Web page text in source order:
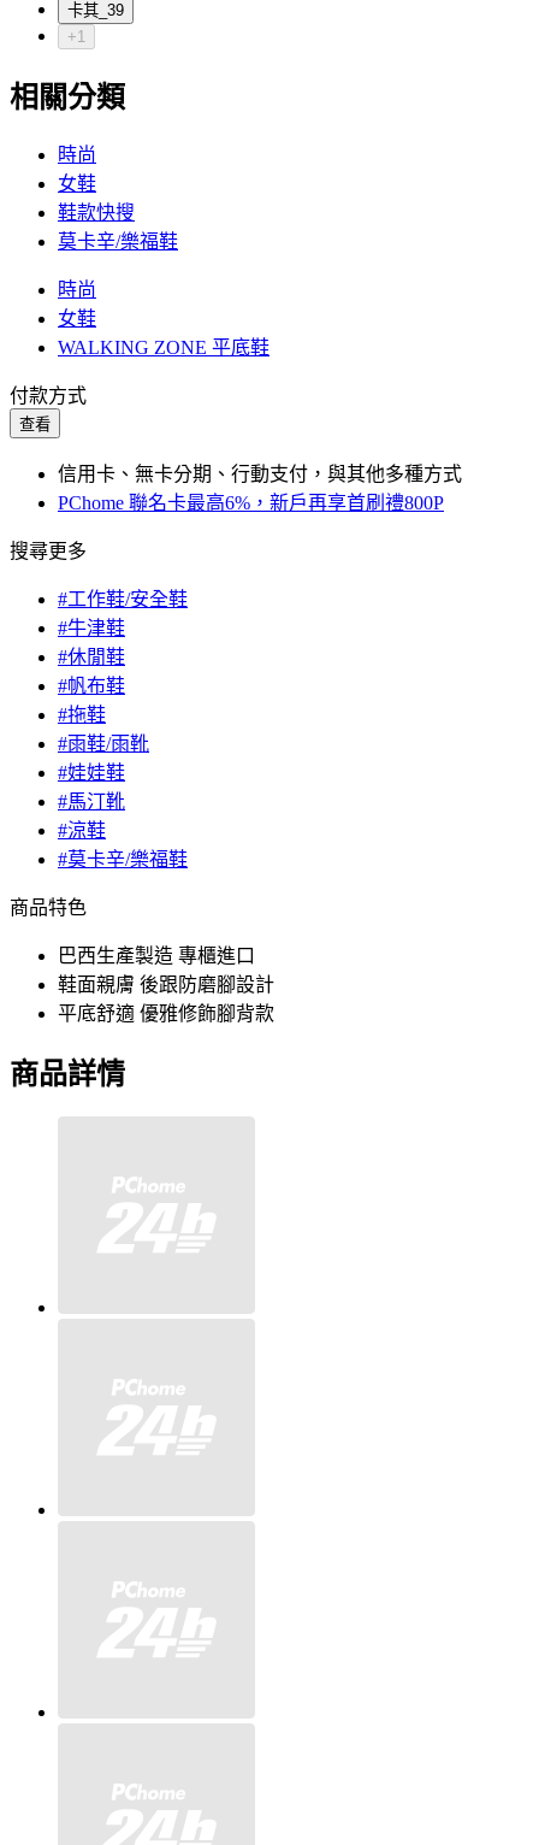
卡其_39
+1
相關分類
時尚
女鞋
鞋款快搜
莫卡辛/樂福鞋
時尚
女鞋
WALKING ZONE 平底鞋
付款方式
查看
信用卡、無卡分期、行動支付，與其他多種方式
PChome 聯名卡最高6%，新戶再享首刷禮800P
搜尋更多
#工作鞋/安全鞋
#牛津鞋
#休閒鞋
#帆布鞋
#拖鞋
#雨鞋/雨靴
#娃娃鞋
#馬汀靴
#涼鞋
#莫卡辛/樂福鞋
商品特色
巴西生產製造 專櫃進口
鞋面親膚 後跟防磨腳設計
平底舒適 優雅修飾腳背款
商品詳情